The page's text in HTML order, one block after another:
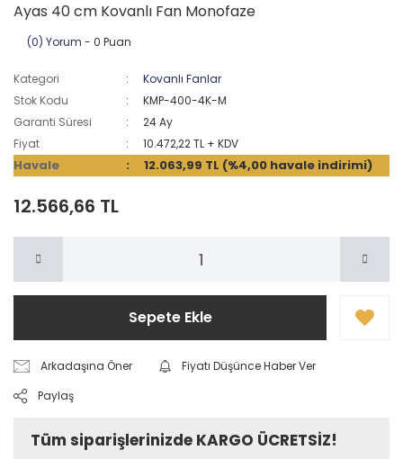
Ayas 40 cm Kovanlı Fan Monofaze
(0) Yorum - 0 Puan
Kategori
Kovanlı Fanlar
Stok Kodu
KMP-400-4K-M
Garanti Süresi
24 Ay
Fiyat
10.472,22 TL + KDV
Havale 12.063,99 TL (%4,00 havale indirimi)
12.566,66 TL
Sepete Ekle
Arkadaşına Öner
Fiyatı Düşünce Haber Ver
Paylaş
Tüm siparişlerinizde KARGO ÜCRETSİZ!